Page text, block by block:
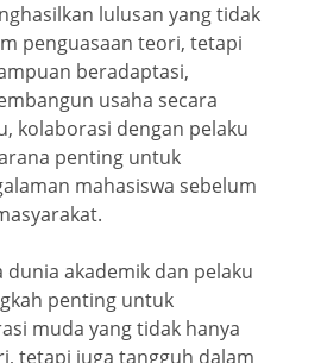
lulusan yang tidak
penguasaan teori, tetapi
beradaptasi,
usaha secara
kolaborasi dengan pelaku
penting untuk
mahasiswa sebelum
dunia akademik dan pelaku
penting untuk
muda yang tidak hanya
tetapi juga tangguh dalam